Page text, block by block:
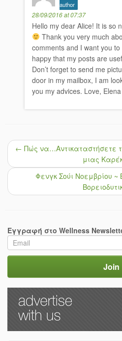
author
28/09/2016 at 07:37
Hello my dear Alice! It is so
Thank you very much
comments and I want you
happy that my posts are
Don’t forget to send me
door in my mailbox, I am
you my advices. Love, Elena
← Πώς να…Αντικαταστήσετε
μιας
Φενγκ Σούι Νοεμβρίου ~
Εγγραφή στο Wellness